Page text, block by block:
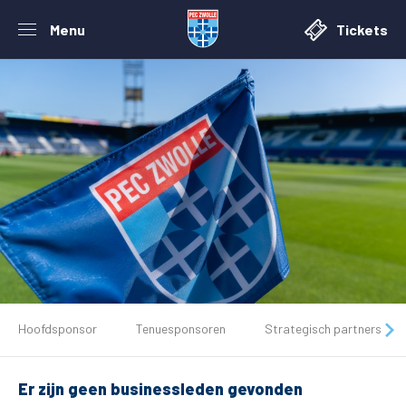
Menu Tickets
Tickets
Matchdays
Hoofdsponsor Tenuesponsoren Strategisch partners
Er zijn geen businessleden gevonden